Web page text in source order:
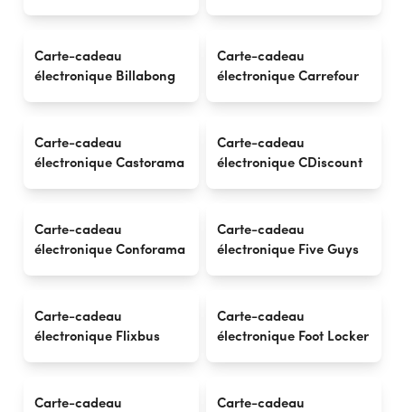
Carte-cadeau
électronique Billabong
Carte-cadeau
électronique Carrefour
Carte-cadeau
électronique Castorama
Carte-cadeau
électronique CDiscount
Carte-cadeau
électronique Conforama
Carte-cadeau
électronique Five Guys
Carte-cadeau
électronique Flixbus
Carte-cadeau
électronique Foot Locker
Carte-cadeau
Carte-cadeau